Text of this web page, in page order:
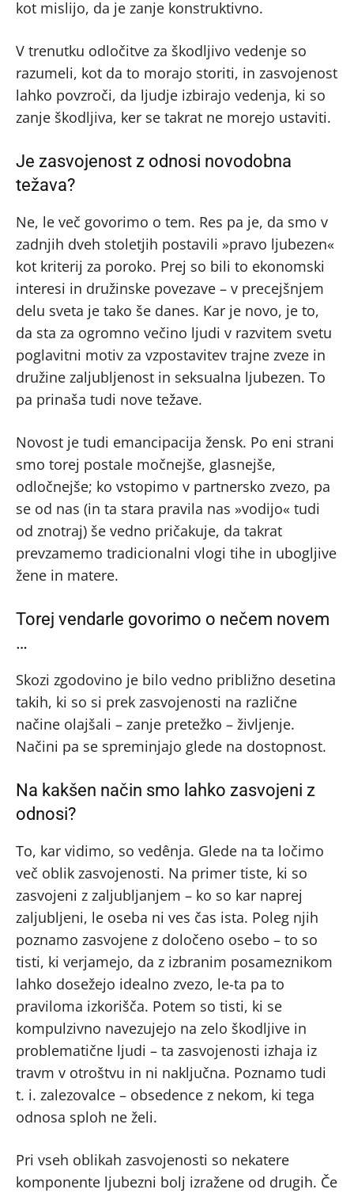
kot mislijo, da je zanje konstruktivno.
V trenutku odločitve za škodljivo vedenje so
razumeli, kot da to morajo storiti, in zasvojenost
lahko povzroči, da ljudje izbirajo vedenja, ki so
zanje škodljiva, ker se takrat ne morejo ustaviti.
Je zasvojenost z odnosi novodobna
težava?
Ne, le več govorimo o tem. Res pa je, da smo v
zadnjih dveh stoletjih postavili »pravo ljubezen«
kot kriterij za poroko. Prej so bili to ekonomski
interesi in družinske povezave – v precejšnjem
delu sveta je tako še danes. Kar je novo, je to,
da sta za ogromno večino ljudi v razvitem svetu
poglavitni motiv za vzpostavitev trajne zveze in
družine zaljubljenost in seksualna ljubezen. To
pa prinaša tudi nove težave.
Novost je tudi emancipacija žensk. Po eni strani
smo torej postale močnejše, glasnejše,
odločnejše; ko vstopimo v partnersko zvezo, pa
se od nas (in ta stara pravila nas »vodijo« tudi
od znotraj) še vedno pričakuje, da takrat
prevzamemo tradicionalni vlogi tihe in ubogljive
žene in matere.
Torej vendarle govorimo o nečem novem
…
Skozi zgodovino je bilo vedno približno desetina
takih, ki so si prek zasvojenosti na različne
načine olajšali – zanje pretežko – življenje.
Načini pa se spreminjajo glede na dostopnost.
Na kakšen način smo lahko zasvojeni z
odnosi?
To, kar vidimo, so vedênja. Glede na ta ločimo
več oblik zasvojenosti. Na primer tiste, ki so
zasvojeni z zaljubljanjem – ko so kar naprej
zaljubljeni, le oseba ni ves čas ista. Poleg njih
poznamo zasvojene z določeno osebo – to so
tisti, ki verjamejo, da z izbranim posameznikom
lahko dosežejo idealno zvezo, le-ta pa to
praviloma izkorišča. Potem so tisti, ki se
kompulzivno navezujejo na zelo škodljive in
problematične ljudi – ta zasvojenosti izhaja iz
travm v otroštvu in ni naključna. Poznamo tudi
t. i. zalezovalce – obsedence z nekom, ki tega
odnosa sploh ne želi.
Pri vseh oblikah zasvojenosti so nekatere
komponente ljubezni bolj izražene od drugih. Če